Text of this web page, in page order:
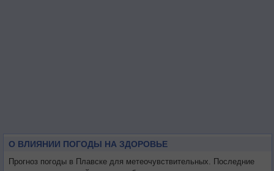
О ВЛИЯНИИ ПОГОДЫ НА ЗДОРОВЬЕ
Прогноз погоды в Плавске для метеочувствительных. Последние